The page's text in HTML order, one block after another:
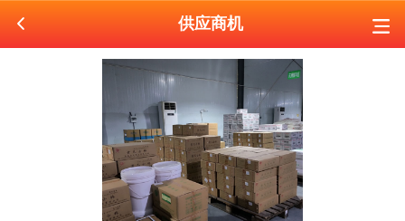
供应商机